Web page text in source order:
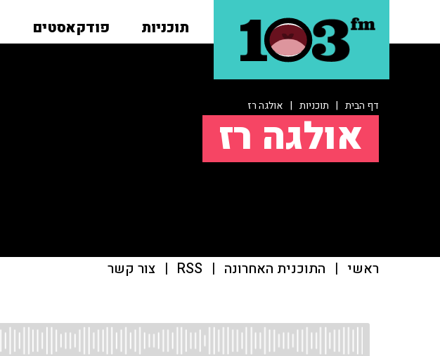
תוכניות פודקאסטים
דף הבית | תוכניות | אולגה רז
אולגה רז
ראשי | התוכנית האחרונה |
RSS
| צור קשר